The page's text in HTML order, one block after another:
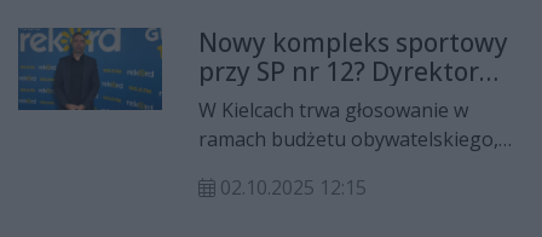
tysięcy oddanych głosów.
Nowy kompleks sportowy
przy SP nr 12? Dyrektor
zachęca do głosowania
W Kielcach trwa głosowanie w
ramach budżetu obywatelskiego,
Jednym z projektów jest budowa
02.10.2025 12:15